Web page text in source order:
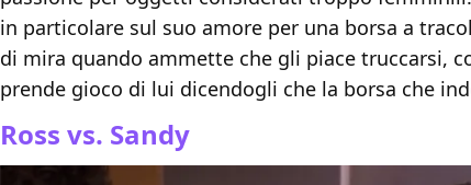
in particolare sul suo amore per una borsa a
di mira quando ammette che gli piace truccarsi,
prende gioco di lui dicendogli che la borsa che
Ross vs. Sandy